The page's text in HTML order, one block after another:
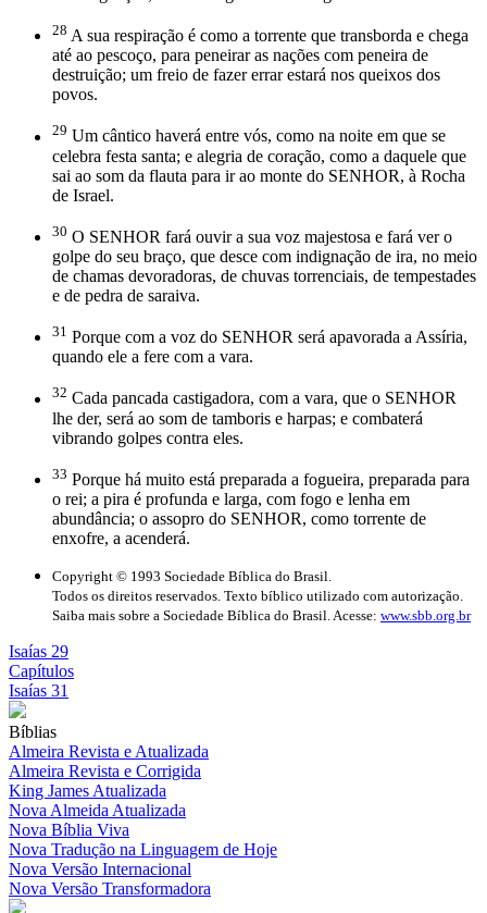
28 A sua respiração é como a torrente que transborda e chega
até ao pescoço, para peneirar as nações com peneira de
destruição; um freio de fazer errar estará nos queixos dos
povos.
29 Um cântico haverá entre vós, como na noite em que se
celebra festa santa; e alegria de coração, como a daquele que
sai ao som da flauta para ir ao monte do SENHOR, à Rocha
de Israel.
30 O SENHOR fará ouvir a sua voz majestosa e fará ver o
golpe do seu braço, que desce com indignação de ira, no meio
de chamas devoradoras, de chuvas torrenciais, de tempestades
e de pedra de saraiva.
31 Porque com a voz do SENHOR será apavorada a Assíria,
quando ele a fere com a vara.
32 Cada pancada castigadora, com a vara, que o SENHOR
lhe der, será ao som de tamboris e harpas; e combaterá
vibrando golpes contra eles.
33 Porque há muito está preparada a fogueira, preparada para
o rei; a pira é profunda e larga, com fogo e lenha em
abundância; o assopro do SENHOR, como torrente de
enxofre, a acenderá.
Copyright © 1993 Sociedade Bíblica do Brasil.
Todos os direitos reservados. Texto bíblico utilizado com autorização.
Saiba mais sobre a Sociedade Bíblica do Brasil. Acesse: www.sbb.org.br
Isaías 29
Capítulos
Isaías 31
Bíblias
Almeira Revista e Atualizada
Almeira Revista e Corrigida
King James Atualizada
Nova Almeida Atualizada
Nova Bíblia Viva
Nova Tradução na Linguagem de Hoje
Nova Versão Internacional
Nova Versão Transformadora